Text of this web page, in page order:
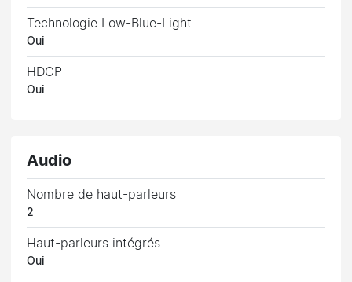
Technologie Low-Blue-Light
Oui
HDCP
Oui
Audio
Nombre de haut-parleurs
2
Haut-parleurs intégrés
Oui